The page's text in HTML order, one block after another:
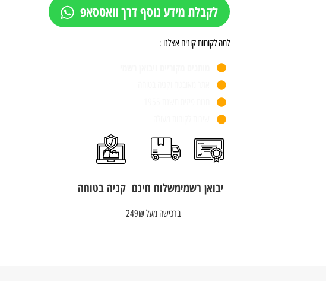
לקבלת מידע נוסף דרך וואטסאפ
למה לקוחות קונים אצלנו :
יבואן רשמימשלוח חינם
ברכישה מעל 249₪
קניה בטוחה